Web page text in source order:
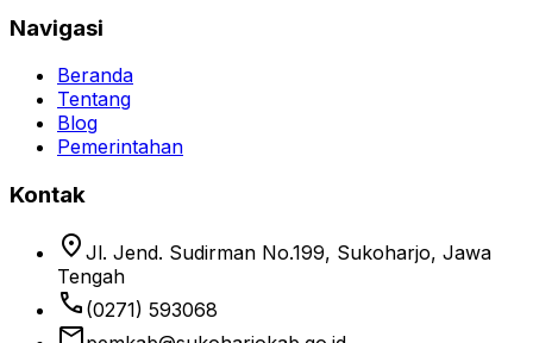
Navigasi
Beranda
Tentang
Blog
Pemerintahan
Kontak
location_on Jl. Jend. Sudirman No.199, Sukoharjo, Jawa
Tengah
phone (0271) 593068
email